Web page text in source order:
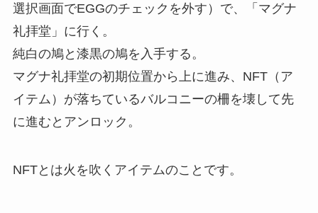
選択画面でEGGのチェックを外す）で、「マグナ
礼拝堂」に行く。
純白の鳩と漆黒の鳩を入手する。
マグナ礼拝堂の初期位置から上に進み、NFT（ア
イテム）が落ちているバルコニーの柵を壊して先
に進むとアンロック。
NFTとは火を吹くアイテムのことです。